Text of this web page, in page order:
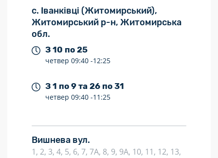
с. Іванківці (Житомирський),
Житомирський р-н, Житомирська
обл.
З 10 по 25
четвер 09:40 -12:25
З 1 по 9 та 26 по 31
четвер 09:40 -11:25
Вишнева вул.
1, 2, 3, 4, 5, 6, 7, 7А, 8, 9, 9А, 10, 11, 12, 13,